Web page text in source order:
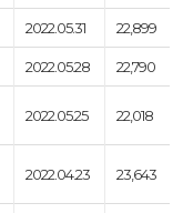
2022.05.31 22,899
2022.05.28 22,790
2022.05.25 22,018
2022.04.23 23,643